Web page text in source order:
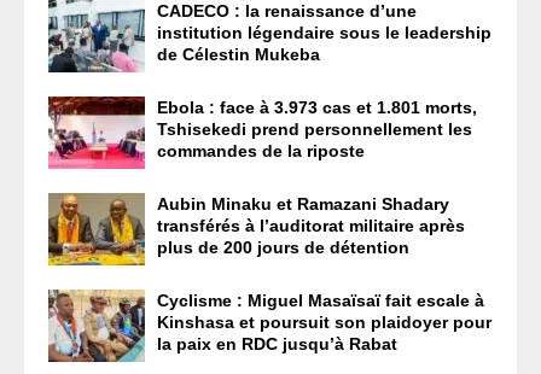
CADECO : la renaissance d’une
institution légendaire sous le leadership
de Célestin Mukeba
Ebola : face à 3.973 cas et 1.801 morts,
Tshisekedi prend personnellement les
commandes de la riposte
Aubin Minaku et Ramazani Shadary
transférés à l’auditorat militaire après
plus de 200 jours de détention
Cyclisme : Miguel Masaïsaï fait escale à
Kinshasa et poursuit son plaidoyer pour
la paix en RDC jusqu’à Rabat